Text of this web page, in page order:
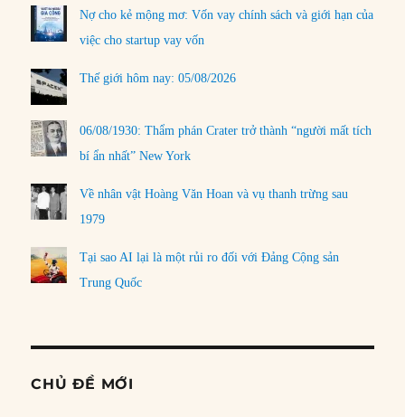
Nợ cho kẻ mộng mơ: Vốn vay chính sách và giới hạn của
việc cho startup vay vốn
Thế giới hôm nay: 05/08/2026
06/08/1930: Thẩm phán Crater trở thành “người mất tích
bí ẩn nhất” New York
Về nhân vật Hoàng Văn Hoan và vụ thanh trừng sau
1979
Tại sao AI lại là một rủi ro đối với Đảng Cộng sản
Trung Quốc
CHỦ ĐỀ MỚI